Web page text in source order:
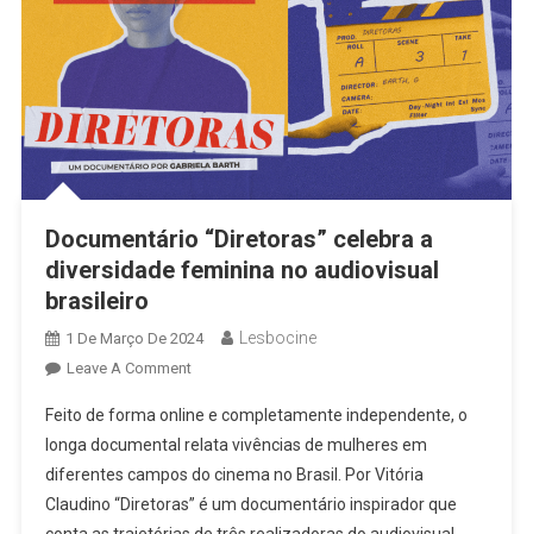
Documentário “Diretoras” celebra a
diversidade feminina no audiovisual
brasileiro
1 De Março De 2024 Lesbocine
Leave A CommentOn
“Diretoras”
Celebra
A
Diversidade
Feito de forma online e completamente independente, o
longa documental relata vivências de mulheres em
diferentes campos do cinema no Brasil. Por Vitória
Claudino “Diretoras” é um documentário inspirador que